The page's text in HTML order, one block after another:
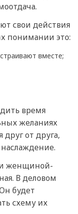
свои действия
понимании это:
вместе;
время
желаниях
друг от друга,
женщиной-
В деловом
будет
схему их